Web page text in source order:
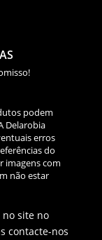
podem
Delarobia
erros
do
imagens com
não estar
site no
contacte-nos